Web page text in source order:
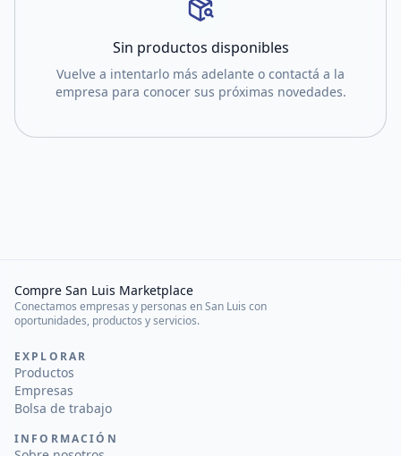
Sin productos disponibles
Vuelve a intentarlo más adelante o contactá a la
empresa para conocer sus próximas novedades.
Compre San Luis Marketplace
Conectamos empresas y personas en San Luis con
oportunidades, productos y servicios.
EXPLORAR
Productos
Empresas
Bolsa de trabajo
INFORMACIÓN